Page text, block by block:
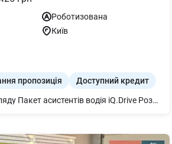
Роботизована
Київ
пропозиція Доступний кредит
Камери кругового огляду Пакет асистентів водія iQ.Drive Розширений зимовий пакет Акустичні склопакети вколо 3-зони клімат-контроль Електропривод кришки багажника